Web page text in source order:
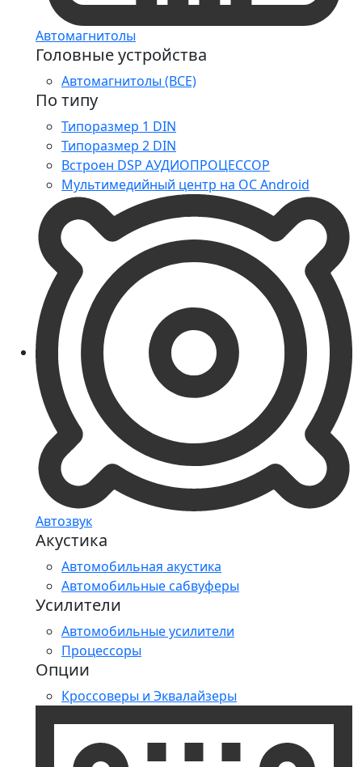
Автомагнитолы
Головные устройства
Автомагнитолы (ВСЕ)
По типу
Типоразмер 1 DIN
Типоразмер 2 DIN
Встроен DSP АУДИОПРОЦЕССОР
Мультимедийный центр на ОС Android
Автозвук
Акустика
Автомобильная акустика
Автомобильные сабвуферы
Усилители
Автомобильные усилители
Процессоры
Опции
Кроссоверы и Эквалайзеры